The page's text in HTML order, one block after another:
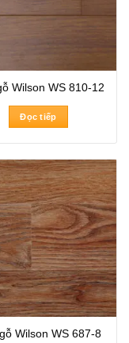
Wilson WS 810-12
Đọc tiếp
Wilson WS 687-8